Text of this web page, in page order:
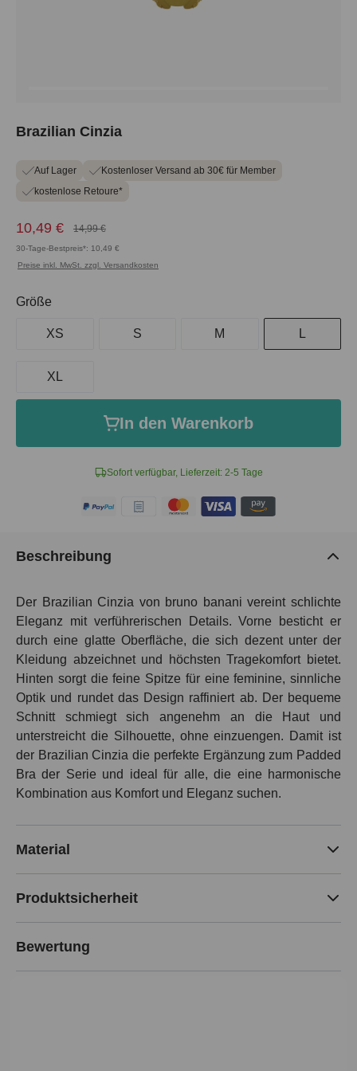
Brazilian Cinzia
Auf Lager
Kostenloser Versand ab 30€ für Member
kostenlose Retoure*
10,49 € 14,99 €
30-Tage-Bestpreis*: 10,49 €
Preise inkl. MwSt. zzgl. Versandkosten
Sofort verfügbar, Lieferzeit: 2-5 Tage
Größe
XS S M L
XL
In den Warenkorb
Beschreibung
Der Brazilian Cinzia von bruno banani vereint schlichte
Eleganz mit verführerischen Details. Vorne besticht er
durch eine glatte Oberfläche, die sich dezent unter der
Kleidung abzeichnet und höchsten Tragekomfort bietet.
Hinten sorgt die feine Spitze für eine feminine, sinnliche
Optik und rundet das Design raffiniert ab. Der bequeme
Schnitt schmiegt sich angenehm an die Haut und
unterstreicht die Silhouette, ohne einzuengen. Damit ist
der Brazilian Cinzia die perfekte Ergänzung zum Padded
Bra der Serie und ideal für alle, die eine harmonische
Kombination aus Komfort und Eleganz suchen.
Material
Produktsicherheit
Bewertung